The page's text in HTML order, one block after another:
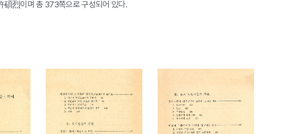
烈이며 총 373쪽으로 구성되어 있다.